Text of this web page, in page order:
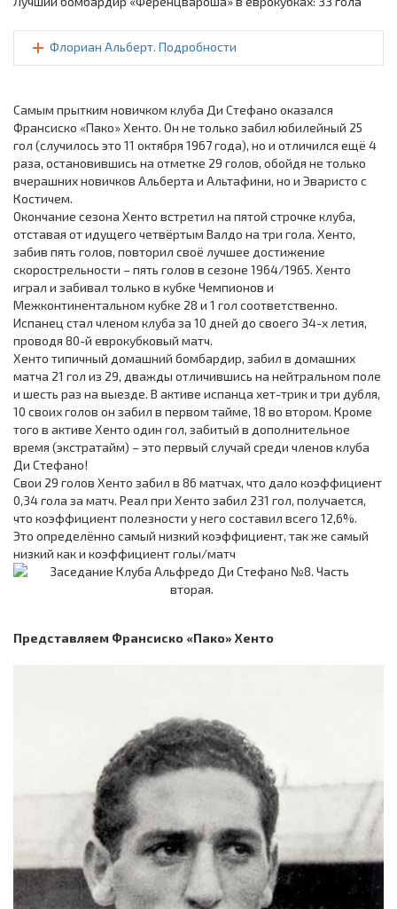
Флориан Альберт. Подробности
Самым прытким новичком клуба Ди Стефано оказался
Франсиско «Пако» Хенто. Он не только забил юбилейный 25
гол (случилось это 11 октября 1967 года), но и отличился ещё 4
раза, остановившись на отметке 29 голов, обойдя не только
вчерашних новичков Альберта и Альтафини, но и Эваристо с
Костичем.
Окончание сезона Хенто встретил на пятой строчке клуба,
отставая от идущего четвёртым Валдо на три гола. Хенто,
забив пять голов, повторил своё лучшее достижение
скорострельности – пять голов в сезоне 1964/1965. Хенто
играл и забивал только в кубке Чемпионов и
Межконтинентальном кубке 28 и 1 гол соответственно.
Испанец стал членом клуба за 10 дней до своего 34-х летия,
проводя 80-й еврокубковый матч.
Хенто типичный домашний бомбардир, забил в домашних
матча 21 гол из 29, дважды отличившись на нейтральном поле
и шесть раз на выезде. В активе испанца хет-трик и три дубля,
10 своих голов он забил в первом тайме, 18 во втором. Кроме
того в активе Хенто один гол, забитый в дополнительное
время (экстратайм) – это первый случай среди членов клуба
Ди Стефано!
Свои 29 голов Хенто забил в 86 матчах, что дало коэффициент
0,34 гола за матч. Реал при Хенто забил 231 гол, получается,
что коэффициент полезности у него составил всего 12,6%.
Это определённо самый низкий коэффициент, так же самый
низкий как и коэффициент голы/матч
Представляем Франсиско «Пако» Хенто